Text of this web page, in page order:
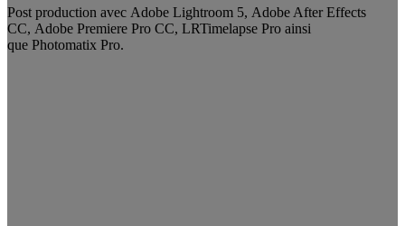
Post production avec Adobe Lightroom 5, Adobe After Effects
CC, Adobe Premiere Pro CC, LRTimelapse Pro ainsi
que Photomatix Pro.